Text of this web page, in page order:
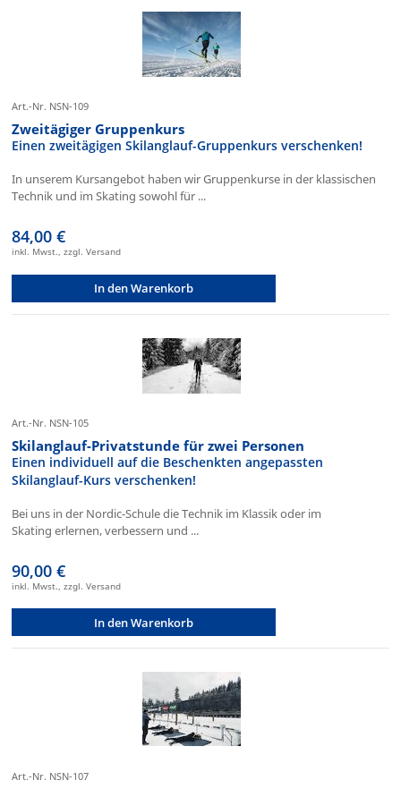
Art.-Nr. NSN-109
Zweitägiger Gruppenkurs
Einen zweitägigen Skilanglauf-Gruppenkurs verschenken!
In unserem Kursangebot haben wir Gruppenkurse in der klassischen
Technik und im Skating sowohl für ...
84,00 €
inkl. Mwst., zzgl. Versand
In den Warenkorb
Art.-Nr. NSN-105
Skilanglauf-Privatstunde für zwei Personen
Einen individuell auf die Beschenkten angepassten
Skilanglauf-Kurs verschenken!
Bei uns in der Nordic-Schule die Technik im Klassik oder im
Skating erlernen, verbessern und ...
90,00 €
inkl. Mwst., zzgl. Versand
In den Warenkorb
Art.-Nr. NSN-107